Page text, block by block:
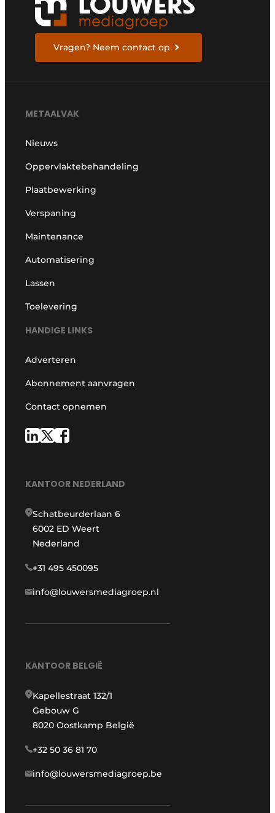
Vragen? Neem contact op
METAALVAK
Nieuws
Oppervlaktebehandeling
Plaatbewerking
Verspaning
Maintenance
Automatisering
Lassen
Toelevering
HANDIGE LINKS
Adverteren
Abonnement aanvragen
Contact opnemen
KANTOOR NEDERLAND
Schatbeurderlaan 6
6002 ED Weert
Nederland
+31 495 450095
info@louwersmediagroep.nl
KANTOOR BELGIË
Kapellestraat 132/1
Gebouw G
8020 Oostkamp België
+32 50 36 81 70
info@louwersmediagroep.be